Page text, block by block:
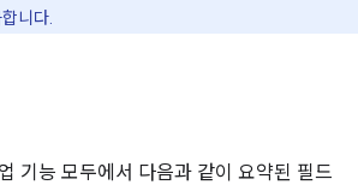
니다.
기능 모두에서 다음과 같이 요약된 필드